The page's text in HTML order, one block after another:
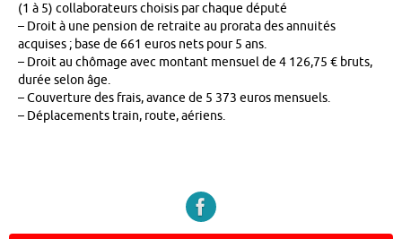
(1 à 5) collaborateurs choisis par chaque député
– Droit à une pension de retraite au prorata des annuités
acquises ; base de 661 euros nets pour 5 ans.
– Droit au chômage avec montant mensuel de 4 126,75 € bruts,
durée selon âge.
– Couverture des frais, avance de 5 373 euros mensuels.
– Déplacements train, route, aériens.